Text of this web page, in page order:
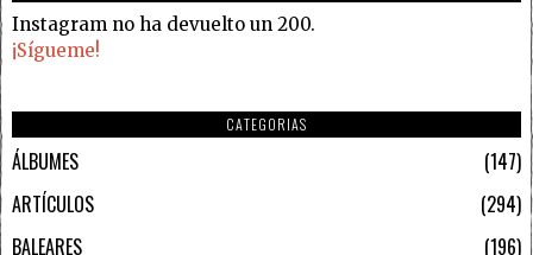
Instagram no ha devuelto un 200.
¡Sígueme!
CATEGORIAS
ÁLBUMES
147
ARTÍCULOS
294
BALEARES
196